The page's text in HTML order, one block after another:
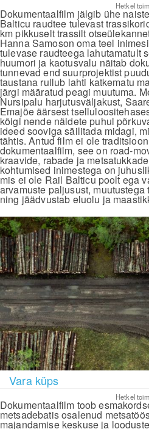
Hetkel
Dokumentaalfilm jälgib ühe
Balticu raudtee tulevast
km pikkuselt trassilt
Hanna Samoson oma teel
tulevase raudteega lahutamatult
huumori ja kaotusvalu näitab
tunnevad end suurprojektist
taustana rullub lahti katkematu
järgi määratud peagi muutuma.
Nursipalu harjutusväljakust,
Emajõe äärsest
kõigi nende näidete puhul
ideed sooviga säilitada midagi,
tähtis. Antud film ei ole
dokumentaalfilm, see on road-
kraavide, rabade ja
kohtumised inimestega on
mis ei ole Rail Balticu poolt ega
arvamuste paljusust,
ning jäädvustab eluolu ja
Vara küps
Hetkel
Dokumentaalfilm toob
metsadebatis osalenud
majandamise keskuse ja